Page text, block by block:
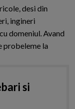
desi din
ingineri
domeniul. Avand
probeleme la
si